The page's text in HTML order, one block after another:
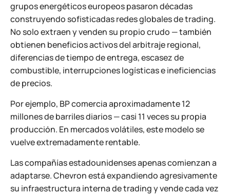
grupos energéticos europeos pasaron décadas
construyendo sofisticadas redes globales de trading.
No solo extraen y venden su propio crudo — también
obtienen beneficios activos del arbitraje regional,
diferencias de tiempo de entrega, escasez de
combustible, interrupciones logísticas e ineficiencias
de precios.
Por ejemplo, BP comercia aproximadamente 12
millones de barriles diarios — casi 11 veces su propia
producción. En mercados volátiles, este modelo se
vuelve extremadamente rentable.
Las compañías estadounidenses apenas comienzan a
adaptarse. Chevron está expandiendo agresivamente
su infraestructura interna de trading y vende cada vez